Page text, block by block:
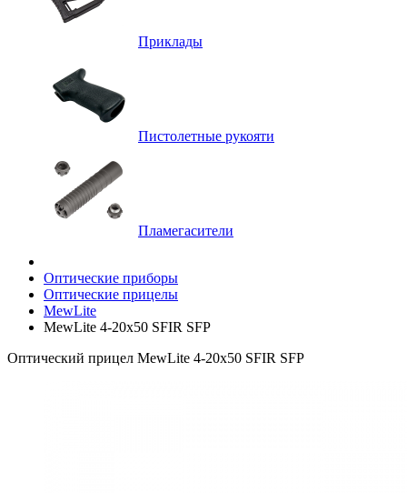
Приклады
Пистолетные рукояти
Пламегасители
Оптические приборы
Оптические прицелы
MewLite
MewLite 4-20x50 SFIR SFP
Оптический прицел MewLite 4-20x50 SFIR SFP